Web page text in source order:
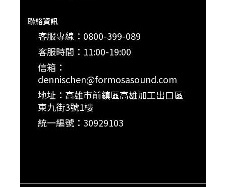
聯絡資訊
客服專線：0800-399-089
客服時間：11:00-19:00
信箱：
dennischen@formosasound.com
地址：高雄市前鎮區高雄加工出口區
東九街3號1樓
統一編號：30929103